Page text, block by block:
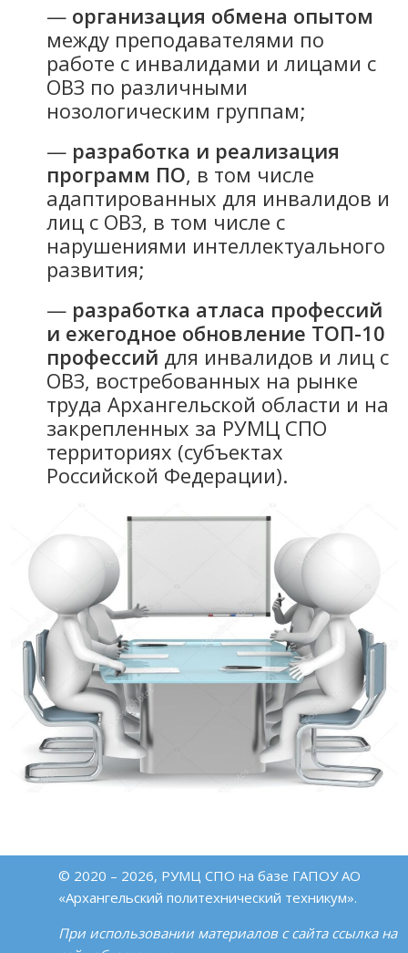
— организация обмена опытом
между преподавателями по
работе с инвалидами и лицами с
ОВЗ по различными
нозологическим группам;
— разработка и реализация
программ ПО, в том числе
адаптированных для инвалидов и
лиц с ОВЗ, в том числе с
нарушениями интеллектуального
развития;
— разработка атласа профессий
и ежегодное обновление ТОП-10
профессий для инвалидов и лиц с
ОВЗ, востребованных на рынке
труда Архангельской области и на
закрепленных за РУМЦ СПО
территориях (субъектах
Российской Федерации).
© 2020 – 2026, РУМЦ СПО на базе ГАПОУ АО
«Архангельский политехнический техникум».
При использовании материалов с сайта ссылка на